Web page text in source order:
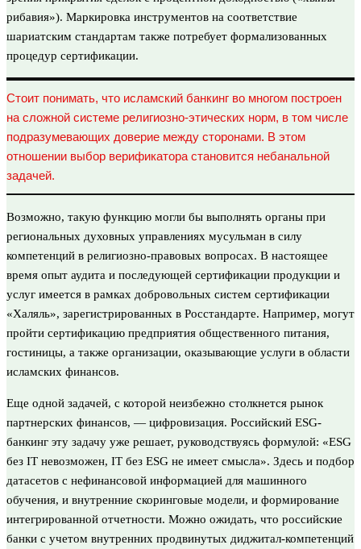
рибавия»). Маркировка инструментов на соответствие
шариатским стандартам также потребует формализованных
процедур сертификации.
Стоит понимать, что исламский банкинг во многом построен
на сложной системе религиозно-этических норм, в том числе
подразумевающих доверие между сторонами. В этом
отношении выбор верификатора становится небанальной
задачей.
Возможно, такую функцию могли бы выполнять органы при
региональных духовных управлениях мусульман в силу
компетенций в религиозно-­правовых вопросах. В настоящее
время опыт аудита и последующей сертификации продукции и
услуг имеется в рамках добровольных систем сертификации
«Халяль», зарегистрированных в Росстандарте. Например, могут
пройти сертификацию предприятия общественного питания,
гостиницы, а также организации, оказывающие услуги в области
исламских финансов.
Еще одной задачей, с которой неизбежно столкнется рынок
партнерских финансов, — цифровизация. Российский ESG-
банкинг эту задачу уже решает, руководствуясь формулой: «ESG
без IT невозможен, IT без ESG не имеет смысла». Здесь и подбор
дата­сетов с нефинансовой информацией для машинного
обучения, и внутренние скоринговые модели, и формирование
интегрированной отчетности. Можно ожидать, что российские
банки с учетом внутренних продвинутых диджитал-компетенций